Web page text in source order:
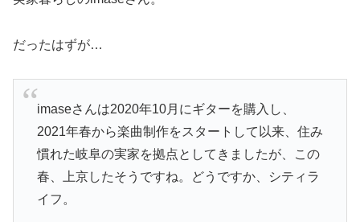
だったはずが…
imaseさんは2020年10月にギターを購入し、
2021年春から楽曲制作をスタートして以来、住み
慣れた岐阜の実家を拠点としてきましたが、この
春、上京したそうですね。どうですか、シティラ
イフ。